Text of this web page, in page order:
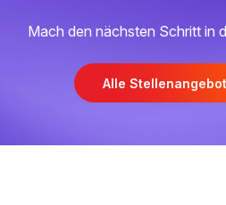
Mach den nächsten Schritt in
Alle